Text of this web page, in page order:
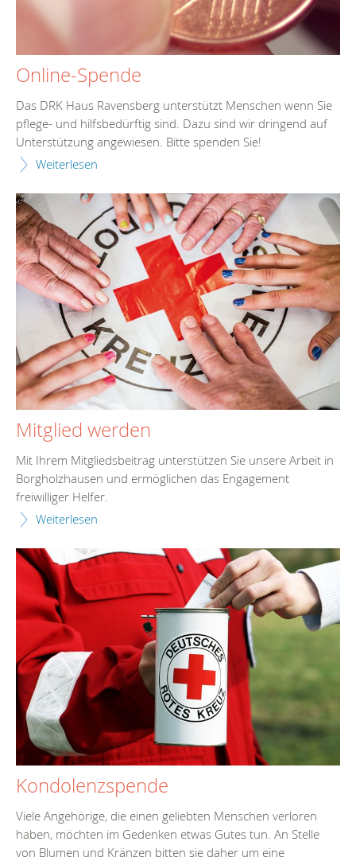
Online-Spende
Das DRK Haus Ravensberg unterstützt Menschen wenn Sie
pflege- und hilfsbedürftig sind. Dazu sind wir dringend auf
Unterstützung angewiesen. Bitte spenden Sie!
Weiterlesen
Mitglied werden
Mit Ihrem Mitgliedsbeitrag unterstützen Sie unsere Arbeit in
Borgholzhausen und ermöglichen das Engagement
freiwilliger Helfer.
Weiterlesen
Kondolenzspende
Viele Angehörige, die einen geliebten Menschen verloren
haben, möchten im Gedenken etwas Gutes tun. An Stelle
von Blumen und Kränzen bitten sie daher um eine